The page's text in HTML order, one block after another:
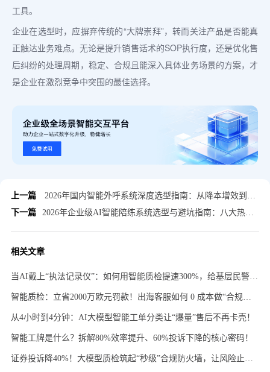
工具。
企业在选型时，应摒弃传统的“大牌崇拜”，转而关注产品是否能真
正触达业务难点。无论是提升销售话术的SOP执行度，还是优化售
后纠纷的处理周期，稳定、合规且能深入具体业务场景的方案，才
是企业在激烈竞争中突围的最佳选择。
上一篇
2026年国内智能外呼系统深度选型指南：从降本增效到业务价值重构
下一篇
2026年企业级AI智能陪练系统选型与避坑指南：八大热门系统深度横评
相关文章
从4小时到4分钟：AI大模型智能工单分类让“爆量”售后不再卡壳！
智能工牌是什么？拆解80%效率提升、60%投诉下降的核心密码！